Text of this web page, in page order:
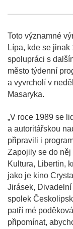
Toto významné
Lípa, kde se
spolupráci s
město týdenní
a vyvrcholí v
Masaryka.
„V roce 1989 se
a autoritářskou
připravili i
Zapojily se do
Kultura, Libertin,
jako je kino
Jirásek,
spolek
patří mé
připomínat,